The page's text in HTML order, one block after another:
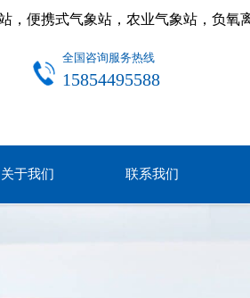
，便携式气象站，农业气象站，负氧
全国咨询服务热线
15854495588
关于我们 联系我们